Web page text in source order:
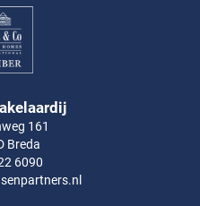
161
Breda
6090